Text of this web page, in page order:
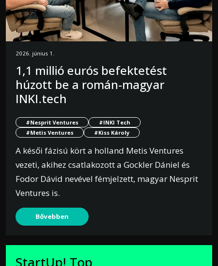
2026. június 1.
1,1 millió eurós befektetést
húzott be a román-magyar
INKI.tech
#Nesprit Ventures
#INKI Tech
#Metis Ventures
#Kiss Károly
A késői fázisú kört a holland Metis Ventures
vezeti, akihez csatlakozott a Gockler Dániel és
Fodor Dávid nevével fémjelzett, magyar Nesprit
Ventures is.
Bővebben
StartUp! Top